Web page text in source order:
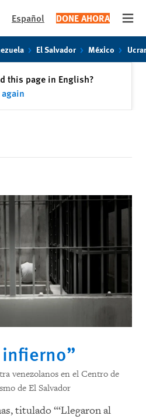
Español DONE AHORA
El Salvador México
this page in English?
venezolanos en el Centro de
de El Salvador
titulado “‘Llegaron al